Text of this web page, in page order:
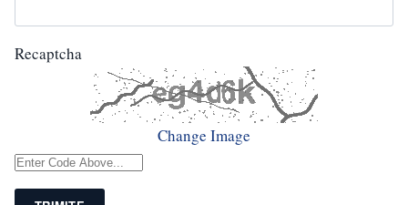
Recaptcha
Change Image